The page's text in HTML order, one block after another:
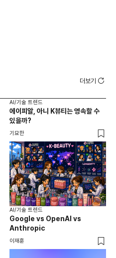
더보기
AI/기술 트렌드
에이피알, 아니 K뷰티는 영속할 수
있을까?
기묘한
AI/기술 트렌드
Google vs OpenAI vs
Anthropic
이재훈